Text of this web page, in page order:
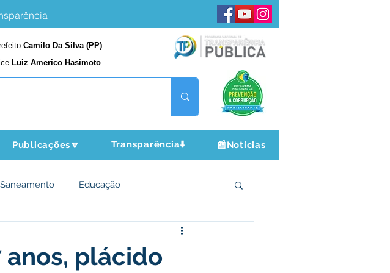
Camilo Da Silva (PP)
Luiz Americo Hasimoto
Publicações🔽 Transparência⬇️ 📰Notícias
Educação
plácido